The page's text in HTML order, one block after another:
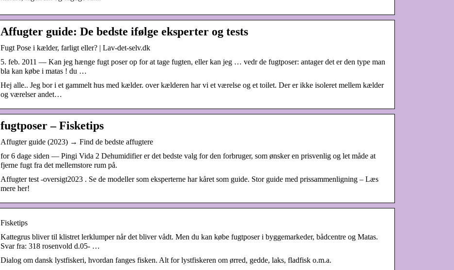
Affugter guide: De bedste ifølge eksperter og tests
Fugt Pose i kælder, farligt eller? | Lav-det-selv.dk
5. feb. 2011 — Kan jeg hænge fugt poser op for at tage fugten, eller kan jeg … vedr de fugtposer: antager det er den type man
bla kan købe i matas ! du …
Hej alle.. Jeg bor i et gammelt hus med kælder. over kælderen har vi et værelse og et toilet. Der er ikke isoleret mellem kælder
og værelser andet…
fugtposer – Fisketips
Affugter guide (2023) → Find de bedste affugtere
for 6 dage siden — Pingi Vida 2 Dehumidifier er det bedste valg for den forbruger, som ønsker en prisvenlig og let måde at
fjerne fugt fra det mellemstore rum på.
Affugter test -oversigt2023 . Se de modeller som eksperterne har kåret som guide. Stor guide med prissammenligning – Læs
mere her!
Fisketips
Kattegrus bliver til klistret lerklumper når det bliver vådt. Men du kan købe fugtposer i byggemarkeder, bådcentre og Matas.
Svar fra: 318 rosenvold d.05- …
Dialog om dansk lystfiskeri, hvordan fanges fisken. Alt for lystfiskeren om ørred, gedde, laks, fladfisk o.m.a.